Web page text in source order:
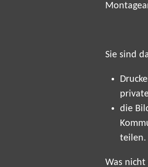
Sie sind
die
teilen.
Was